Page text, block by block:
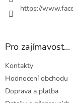
https://
Pro zajímavost...
Kontakty
Hodnocení obchodu
Doprava a platba